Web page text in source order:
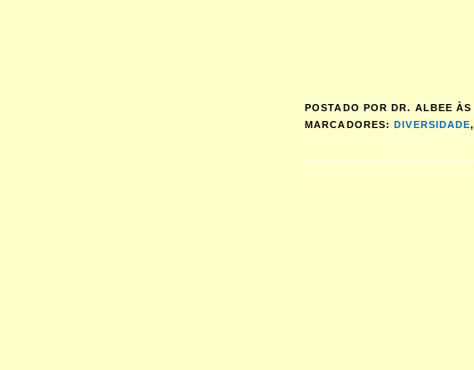
POSTADO POR DR. ALBEE ÀS
MARCADORES:DIVERSIDADE,